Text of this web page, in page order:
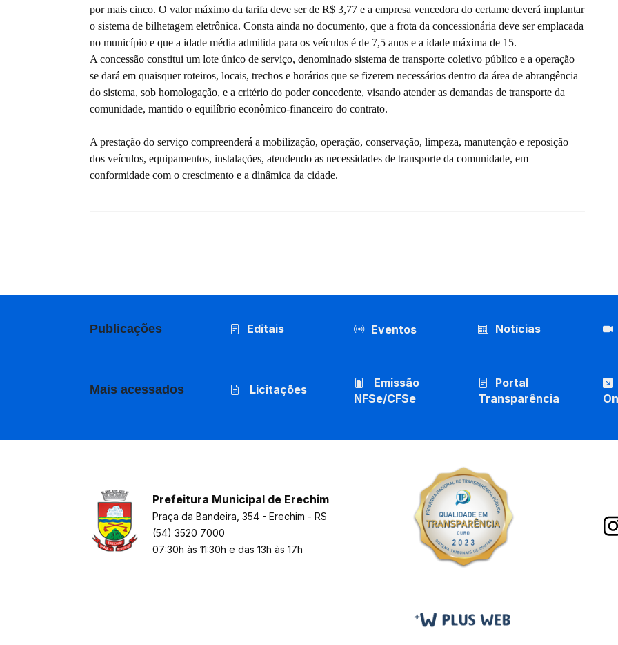
por mais cinco. O valor máximo da tarifa deve ser de R$ 3,77 e a empresa vencedora do certame deverá implantar
o sistema de bilhetagem eletrônica. Consta ainda no documento, que a frota da concessionária deve ser emplacada
no município e que a idade média admitida para os veículos é de 7,5 anos e a idade máxima de 15.
A concessão constitui um lote único de serviço, denominado sistema de transporte coletivo público e a operação
se dará em quaisquer roteiros, locais, trechos e horários que se fizerem necessários dentro da área de abrangência
do sistema, sob homologação, e a critério do poder concedente, visando atender as demandas de transporte da
comunidade, mantido o equilíbrio econômico-financeiro do contrato.
A prestação do serviço compreenderá a mobilização, operação, conservação, limpeza, manutenção e reposição
dos veículos, equipamentos, instalações, atendendo as necessidades de transporte da comunidade, em
conformidade com o crescimento e a dinâmica da cidade.
Publicações Editais Eventos Notícias
Mais acessados Licitações
Emissão
NFSe/CFSe
Portal
Transparência
Prefeitura Municipal de Erechim
Praça da Bandeira, 354 - Erechim - RS
(54) 3520 7000
07:30h às 11:30h e das 13h às 17h